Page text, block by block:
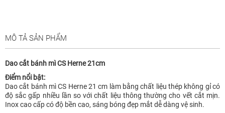
MÔ TẢ SẢN PHẨM
Dao cắt bánh mì CS Herne 21cm
Điểm nổi bật:
Dao cắt bánh mì CS Herne 21 cm làm bằng chất liệu thép không gỉ có
độ sắc gấp nhiều lần so với chất liệu thông thường cho vết cắt mịn.
Inox cao cấp có độ bền cao, sáng bóng đẹp mắt dễ dàng vệ sinh.